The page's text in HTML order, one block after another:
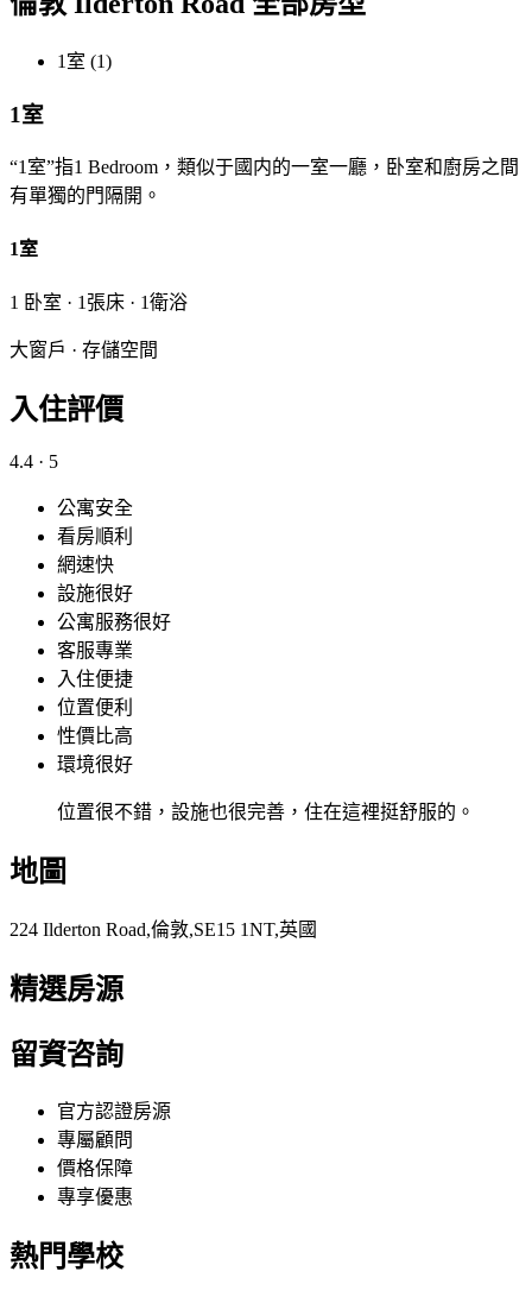
1室 (1)
1室
“1室”指1 Bedroom，類似于國内的一室一廳，卧室和廚房之間
有單獨的門隔開。
1室
1 卧室 · 1張床 · 1衛浴
大窗戶 · 存儲空間
入住評價
4.4 · 5
公寓安全
看房順利
網速快
設施很好
公寓服務很好
客服專業
入住便捷
位置便利
性價比高
環境很好
位置很不錯，設施也很完善，住在這裡挺舒服的。
地圖
224 Ilderton Road,倫敦,SE15 1NT,英國
精選房源
留資咨詢
官方認證房源
專屬顧問
價格保障
專享優惠
熱門學校